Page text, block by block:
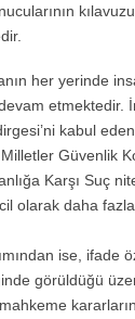
her yerinde
etmektedir.
kabul
Güvenlik
Karşı Suç
olarak daha
ise, ifade
görüldüğü